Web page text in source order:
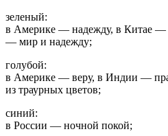
зеленый:
в Америке — надежду, в Китае
— мир и надежду;
голубой:
в Америке — веру, в Индии —
из траурных цветов;
синий:
в России — ночной покой;